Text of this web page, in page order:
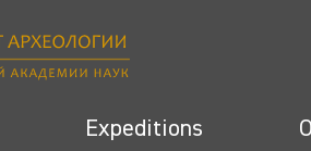
Expeditions